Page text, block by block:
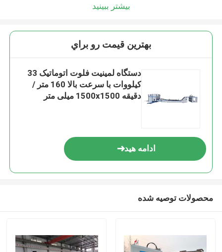
بیشتر ببینید
بهترين قيمت رو براي
دستگاه لمینیت فلوت اتوماتیک 33
کیلووات با سرعت بالا 160 متر /
دقیقه 1500x1500 میلی متر
ادامه هید
محصولات توصیه شده